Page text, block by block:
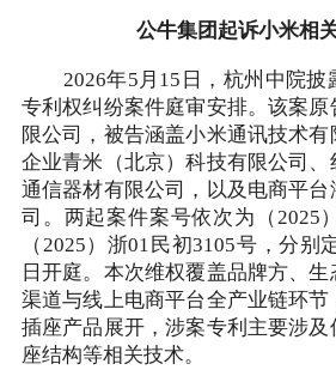
公牛集团起诉小米相
2026年5月15日，杭州中院披
专利权纠纷案件庭审安排。该案
限公司，被告涵盖小米通讯技术
企业青米（北京）科技有限公司
通信器材有限公司，以及电商平
司。两起案件案号依次为（2025
（2025）浙01民初3105号，分别
日开庭。本次维权覆盖品牌方、
渠道与线上电商平台全产业链环
插座产品展开，涉案专利主要涉
座结构等相关技术。